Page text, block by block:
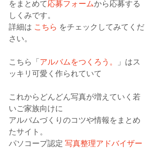
をまとめて応募フォームから応募する
しくみです。
詳細は こちら をチェックしてみてくだ
さい。
こちら「 アルバムをつくろう。
」はス
ッキリ可愛く作られていて
これからどんどん写真が増えていく若
いご家族向けに
アルバムづくりのコツや情報をまとめ
たサイト。
パソコープ認定 写真整理アドバイザー